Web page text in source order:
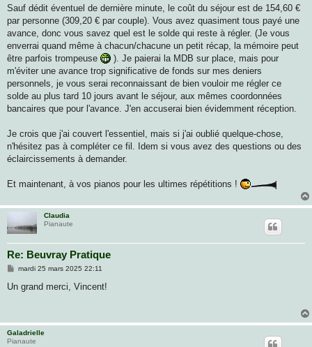
Sauf dédit éventuel de dernière minute, le coût du séjour est de 154,60 €
par personne (309,20 € par couple). Vous avez quasiment tous payé une
avance, donc vous savez quel est le solde qui reste à régler. (Je vous
enverrai quand même à chacun/chacune un petit récap, la mémoire peut
être parfois trompeuse
). Je paierai la MDB sur place, mais pour
m'éviter une avance trop significative de fonds sur mes deniers
personnels, je vous serai reconnaissant de bien vouloir me régler ce
solde au plus tard 10 jours avant le séjour, aux mêmes coordonnées
bancaires que pour l'avance. J'en accuserai bien évidemment réception.
Je crois que j'ai couvert l'essentiel, mais si j'ai oublié quelque-chose,
n'hésitez pas à compléter ce fil. Idem si vous avez des questions ou des
éclaircissements à demander.
Et maintenant, à vos pianos pour les ultimes répétitions !
Claudia
Pianaute
Re: Beuvray Pratique
M
s
mardi 25 mars 2025 22:11
Un grand merci, Vincent!
Galadrielle
Pianaute